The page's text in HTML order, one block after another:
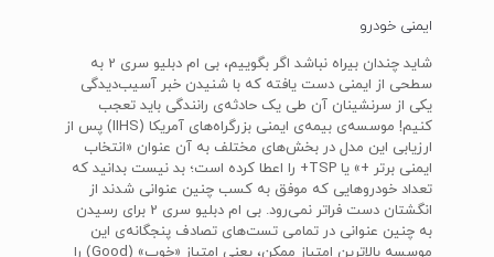
ایمنی خودرو
شاید چندان بیراه نباشد اگر بگوییم، بی ام دبلیو سری 2 به
سطحی از ایمنی دست یافته که با شنیدن خبر آسیب‌دیدگی
یکی از سرنشینان آن طی یک حادثه‌ی رانندگی باید تعجب
کنیم! موسسه‌ی بیمه‌ی ایمنی بزرگراه‌های آمریکا (IIHS) پس از
ارزیابی این مدل در بخش‌های مختلف به آن عنوان «انتخاب
ایمنی برتر +» یا TSP+ را اعطا کرده است؛ بد نیست بدانید که
تعداد خودروهایی که موفق به کسب چنین عنوانی شدند از
انگشتان دست فراتر نمی‌رود. بی ام دبلیو سری 2 برای رسیدن
به چنین عنوانی در تمامی تست‌های تصادف پنجگانه‌ی این
موسسه بالاترین امتیاز ممکن، یعنی امتیاز «خوب» (Good) را